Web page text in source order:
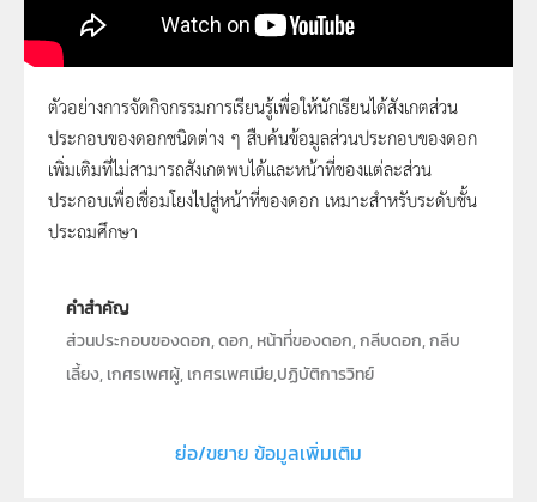
69 - ส่วนประกอบของดอกมีอะไรบ้าง
ตัวอย่างการจัดกิจกรรมการเรียนรู้เพื่อให้นักเรียนได้สังเกตส่วน
ประกอบของดอกชนิดต่าง ๆ สืบค้นข้อมูลส่วนประกอบของดอก
เพิ่มเติมที่ไม่สามารถสังเกตพบได้และหน้าที่ของแต่ละส่วน
ประกอบเพื่อเชื่อมโยงไปสู่หน้าที่ของดอก เหมาะสำหรับระดับชั้น
ประถมศึกษา
คำสำคัญ
ส่วนประกอบของดอก, ดอก, หน้าที่ของดอก, กลีบดอก, กลีบ
เลี้ยง, เกศรเพศผู้, เกศรเพศเมีย,ปฏิบัติการวิทย์
ย่อ/ขยาย ข้อมูลเพิ่มเติม